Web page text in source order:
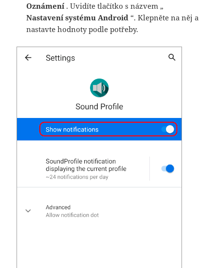
Oznámení . Uvidíte tlačítko s názvem „
Nastavení systému Android “. Klepněte na něj a
nastavte hodnoty podle potřeby.